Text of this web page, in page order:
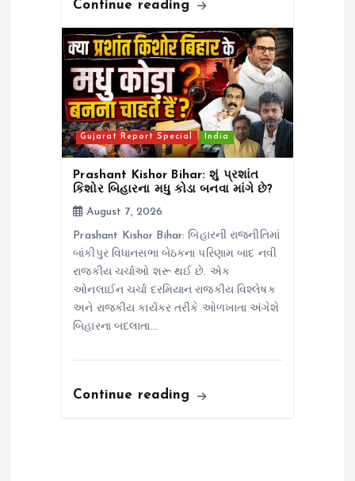
Continue reading
Gujarat Report Special India
Prashant Kishor Bihar: શું પ્રશાંત
કિશોર બિહારના મધુ કોડા બનવા માંગે છે?
August 7, 2026
Prashant Kishor Bihar: બિહારની રાજનીતિમાં
બાંકીપુર વિધાનસભા બેઠકના પરિણામ બાદ નવી
રાજકીય ચર્ચાઓ શરૂ થઈ છે. એક
ઓનલાઈન ચર્ચા દરમિયાન રાજકીય વિશ્લેષક
અને રાજકીય કાર્યકર તરીકે ઓળખાતા અંગેશે
બિહારના બદલાતા…
Continue reading